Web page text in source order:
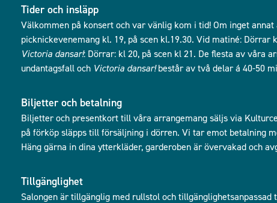
Tider och insläpp
Välkommen på konsert och var vänlig kom i tid! Om inget
picknickevenemang kl. 19, på scen kl.19.30. Vid matiné: Dörrar
Victoria dansar!: Dörrar: kl 20, på scen kl 21. De flesta av våra
undantagsfall och Victoria dansar!består av två delar á 40-50
Biljetter och betalning
Biljetter och presentkort till våra arrangemang säljs via
på förköp släpps till försäljning i dörren. Vi tar emot betalning
Häng gärna in dina ytterkläder, garderoben är övervakad och
Tillgänglighet
Salongen är tillgänglig med rullstol och tillgänglighetsanpassad